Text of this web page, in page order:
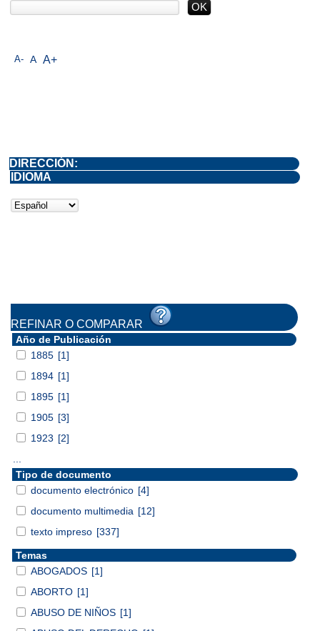
A- A A+
DIRECCIÓN:
IDIOMA
REFINAR O COMPARAR
Año de Publicación
1885 [1]
1894 [1]
1895 [1]
1905 [3]
1923 [2]
Tipo de documento
documento electrónico [4]
documento multimedia [12]
texto impreso [337]
Temas
ABOGADOS [1]
ABORTO [1]
ABUSO DE NIÑOS [1]